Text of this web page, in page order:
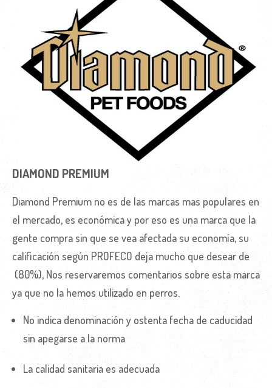
DIAMOND PREMIUM
Diamond Premium no es de las marcas mas populares en
el mercado, es económica y por eso es una marca que la
gente compra sin que se vea afectada su economía, su
calificación según PROFECO deja mucho que desear de
(80%), Nos reservaremos comentarios sobre esta marca
ya que no la hemos utilizado en perros.
No indica denominación y ostenta fecha de caducidad
sin apegarse a la norma
La calidad sanitaria es adecuada